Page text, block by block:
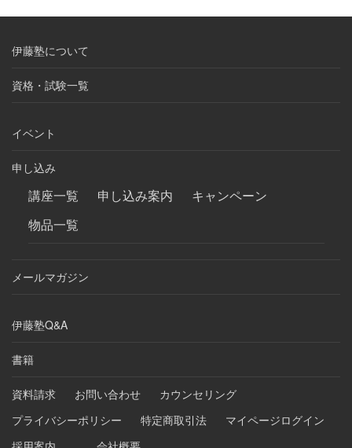
伊藤塾について
資格・試験一覧
イベント
申し込み
講座一覧 申し込み案内
キャンペーン
物品一覧
メールマガジン
伊藤塾Q&A
書籍
資料請求 お問い合わせ
カウンセリング
プライバシーポリシー
特定商取引法
マイページログイン